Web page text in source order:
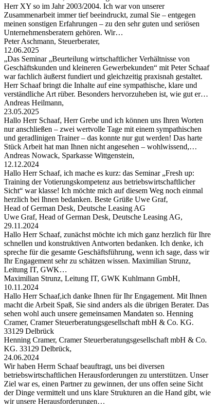
Herr XY so im Jahr 2003/2004. Ich war von unserer
Zusammenarbeit immer tief beeindruckt, zumal Sie – entgegen
meinen sonstigen Erfahrungen – zu den sehr guten und seriösen
Unternehmensberatern gehören. Wir…
Peter Aschmann, Steuerberater,
12.06.2025
„Das Seminar „Beurteilung wirtschaftlicher Verhältnisse von
Geschäftskunden und kleineren Gewerbekunden“ mit Peter Schaaf
war fachlich äußerst fundiert und gleichzeitig praxisnah gestaltet.
Herr Schaaf bringt die Inhalte auf eine sympathische, klare und
verständliche Art rüber. Besonders hervorzuheben ist, wie gut er…
Andreas Heilmann,
23.05.2025
Hallo Herr Schaaf, Herr Grebe und ich können uns Ihren Worten
nur anschließen – zwei wertvolle Tage mit einem sympathischen
und geradlinigen Trainer – das konnte nur gut werden! Das harte
Stück Arbeit hat man Ihnen nicht angesehen – wohlwissend,…
Andreas Nowack, Sparkasse Wittgenstein,
12.12.2024
Hallo Herr Schaaf, ich mache es kurz: das Seminar „Fresh up:
Training der Votierungskompetenz aus betriebswirtschaftlicher
Sicht“ war klasse! Ich möchte mich auf diesem Weg noch einmal
herzlich bei Ihnen bedanken. Beste Grüße Uwe Graf,
Head of German Desk, Deutsche Leasing AG
Uwe Graf, Head of German Desk, Deutsche Leasing AG,
29.11.2024
Hallo Herr Schaaf, zunächst möchte ich mich ganz herzlich für Ihre
schnellen und konstruktiven Antworten bedanken. Ich denke, ich
spreche für die gesamte Geschäftsführung, wenn ich sage, dass wir
Ihr Engagement sehr zu schätzen wissen. Maximilian Strunz,
Leitung IT, GWK…
Maximilian Strunz, Leitung IT, GWK Kuhlmann GmbH,
10.11.2024
Hallo Herr Schaaf,ich danke Ihnen für Ihr Engagement. Mit Ihnen
macht die Arbeit Spaß, Sie sind anders als die übrigen Berater. Das
sehen wohl auch unsere gemeinsamen Mandaten so. Henning
Cramer, Cramer Steuerberatungsgesellschaft mbH & Co. KG.
33129 Delbrück
Henning Cramer, Cramer Steuerberatungsgesellschaft mbH & Co.
KG. 33129 Delbrück,
24.06.2024
Wir haben Herrn Schaaf beauftragt, uns bei diversen
betriebswirtschaftlichen Herausforderungen zu unterstützen. Unser
Ziel war es, einen Partner zu gewinnen, der uns offen seine Sicht
der Dinge vermittelt und uns klare Strukturen an die Hand gibt, wie
wir unsere Herausforderungen…